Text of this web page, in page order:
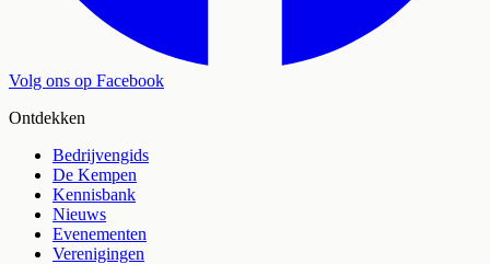
Volg ons op Facebook
Ontdekken
Bedrijvengids
De Kempen
Kennisbank
Nieuws
Evenementen
Verenigingen